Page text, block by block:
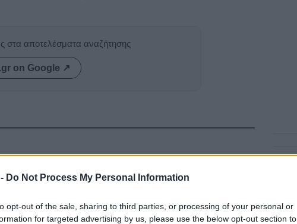
Do Not Process My Personal Information
opt-out of the sale, sharing to third parties, or processing of your personal or
for targeted advertising by us, please use the below opt-out section to
στα αποτελέσματα αναζήτησης
on Google ↗
του
απόψε στη Σκάλα